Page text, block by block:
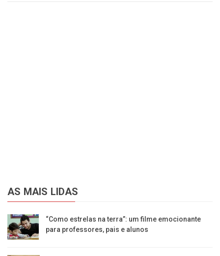
AS MAIS LIDAS
“Como estrelas na terra”: um filme emocionante
para professores, pais e alunos